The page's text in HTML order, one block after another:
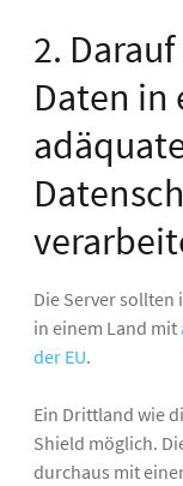
2.
Daten in
Die Server sollten
in einem Land mit
der EU.
Ein Drittland wie
Shield möglich.
durchaus mit